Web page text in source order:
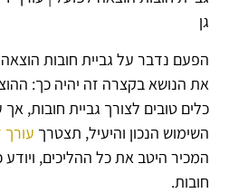
גן
הפעם נדבר על גביית חובות
את הנושא בקצרה זה יהיה כך:
כלים טובים לצורך גביית חובות,
השימוש הנכון והיעיל, תצטרך עורך
המכיר היטב את כל ההליכים,
חובות.